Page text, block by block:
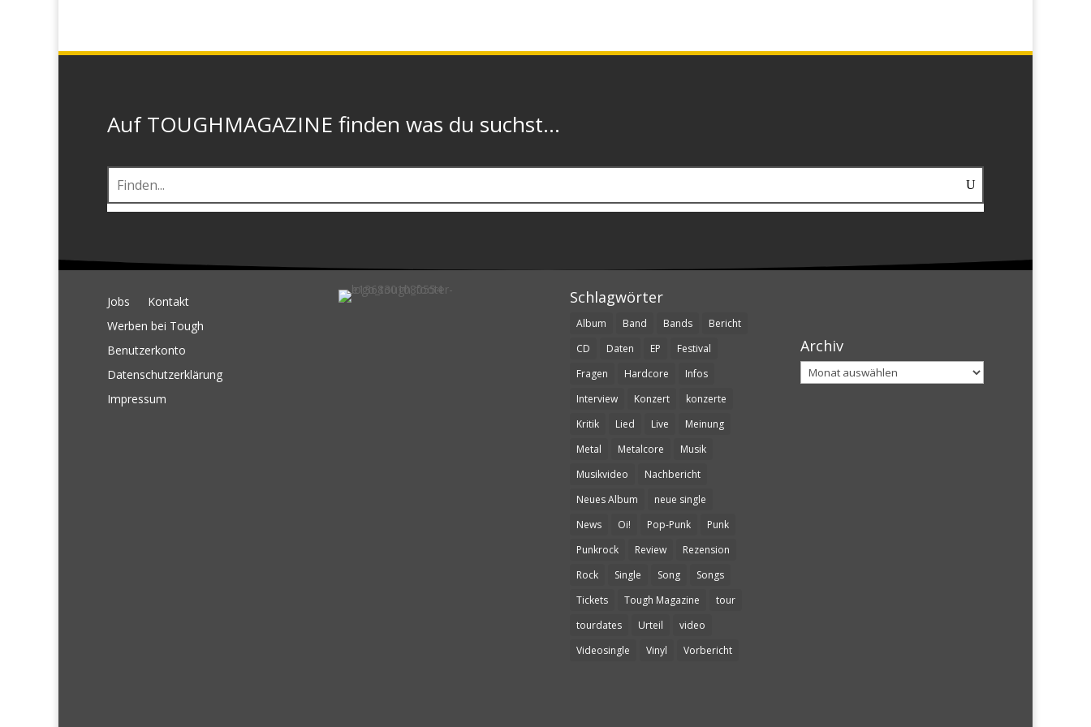
Auf TOUGHMAGAZINE finden was du suchst...
Jobs
Kontakt
Werben bei Tough
Benutzerkonto
Datenschutzerklärung
Impressum
Schlagwörter
Album Band Bands
Bericht
CD
Daten EP
Festival
Fragen
Hardcore
Infos
Interview
Konzert
konzerte
Kritik
Lied Live
Meinung
Metal
Metalcore
Musik
Musikvideo
Nachbericht
Neues Album
neue single
News
Oi! Pop-Punk
Punk
Punkrock
Review
Rezension
Rock
Single Song
Songs
Tickets
Tough Magazine
tour
tourdates
Urteil
video
Videosingle
Vinyl Vorbericht
Archiv
Archiv